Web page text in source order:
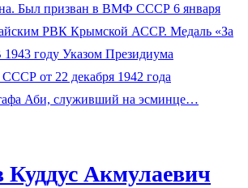
на. Был призван в ВМФ СССР 6 января
РВК Крымской АССР. Медаль «За
году Указом Президиума
от 22 декабря 1942 года
Аби, служивший на эсминце…
Куддус Акмулаевич